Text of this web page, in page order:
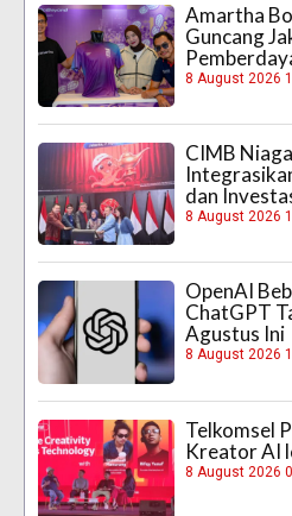
Amartha
Guncang
8 August 2026
CIMB
dan
8 August 2026
OpenAI
ChatGPT
Agustus Ini
8 August 2026
Telkomsel
Kreator AI
8 August 2026